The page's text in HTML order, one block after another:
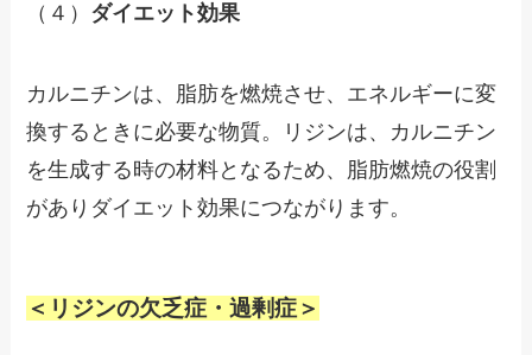
（４） ダイエット効果
カルニチンは、脂肪を燃焼させ、エネルギーに変
換するときに必要な物質。リジンは、カルニチン
を生成する時の材料となるため、脂肪燃焼の役割
がありダイエット効果につながります。
＜リジンの欠乏症・過剰症＞